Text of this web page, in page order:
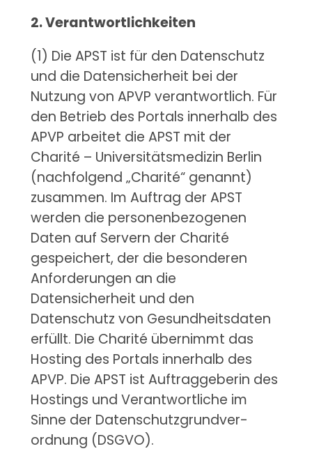
2. Verantwortlichkeiten
(1) Die APST ist für den Datenschutz
und die Datensicherheit bei der
Nutzung von APVP verantwortlich. Für
den Betrieb des Portals innerhalb des
APVP arbeitet die APST mit der
Charité – Universitätsmedizin Berlin
(nachfolgend „Charité“ genannt)
zusammen. Im Auftrag der APST
werden die personenbezogenen
Daten auf Servern der Charité
gespeichert, der die besonderen
Anforderungen an die
Datensicherheit und den
Datenschutz von Gesundheitsdaten
erfüllt. Die Charité übernimmt das
Hosting des Portals innerhalb des
APVP. Die APST ist Auftraggeberin des
Hostings und Verantwortliche im
Sinne der Datenschutzgrundver-
ordnung (DSGVO).